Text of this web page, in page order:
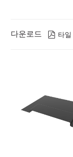
다운로드  타